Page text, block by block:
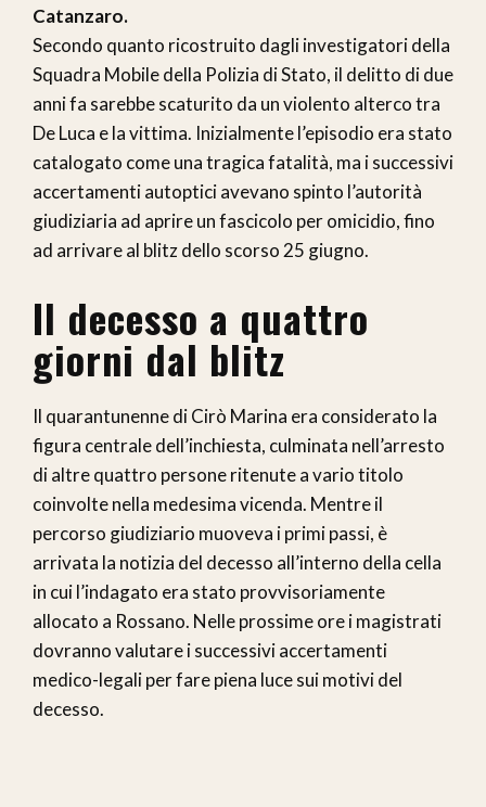
Catanzaro.
Secondo quanto ricostruito dagli investigatori della
Squadra Mobile della Polizia di Stato, il delitto di due
anni fa sarebbe scaturito da un violento alterco tra
De Luca e la vittima. Inizialmente l’episodio era stato
catalogato come una tragica fatalità, ma i successivi
accertamenti autoptici avevano spinto l’autorità
giudiziaria ad aprire un fascicolo per omicidio, fino
ad arrivare al blitz dello scorso 25 giugno.
Il decesso a quattro
giorni dal blitz
Il quarantunenne di Cirò Marina era considerato la
figura centrale dell’inchiesta, culminata nell’arresto
di altre quattro persone ritenute a vario titolo
coinvolte nella medesima vicenda. Mentre il
percorso giudiziario muoveva i primi passi, è
arrivata la notizia del decesso all’interno della cella
in cui l’indagato era stato provvisoriamente
allocato a Rossano. Nelle prossime ore i magistrati
dovranno valutare i successivi accertamenti
medico-legali per fare piena luce sui motivi del
decesso.